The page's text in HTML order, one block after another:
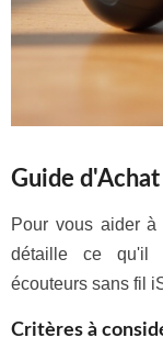
Guide
Pour vous aider
détaille ce qu'il
écouteurs sans fil
Critères à